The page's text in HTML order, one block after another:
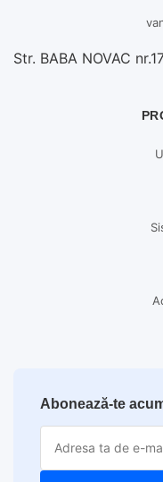
Str. BABA NOVAC
Abonează-te